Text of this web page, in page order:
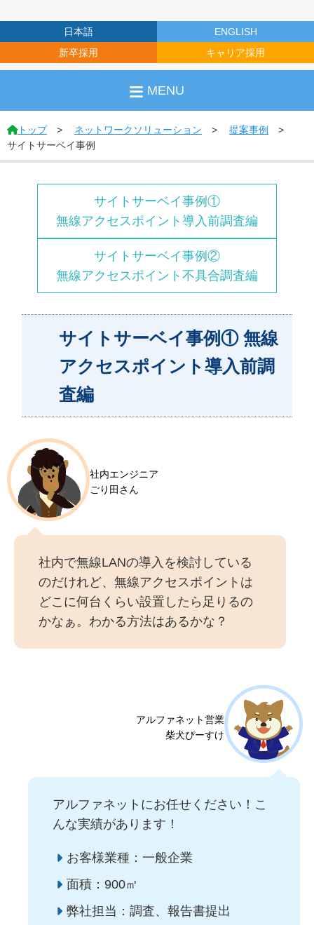
日本語
ENGLISH
新卒採用
キャリア採用
MENU
トップ ネットワークソリューション
提案事例
サイトサーベイ事例
サイトサーベイ事例①
無線アクセスポイント導入前調査編
サイトサーベイ事例②
無線アクセスポイント不具合調査編
サイトサーベイ事例① 無線
アクセスポイント導入前調
査編
社内エンジニア
ごり田さん
社内で無線LANの導入を検討している
のだけれど、無線アクセスポイントは
どこに何台くらい設置したら足りるの
かなぁ。わかる方法はあるかな？
アルファネット営業
柴犬ぴーすけ
アルファネットにお任せください！こ
んな実績があります！
お客様業種：一般企業
面積：900㎡
弊社担当：調査、報告書提出